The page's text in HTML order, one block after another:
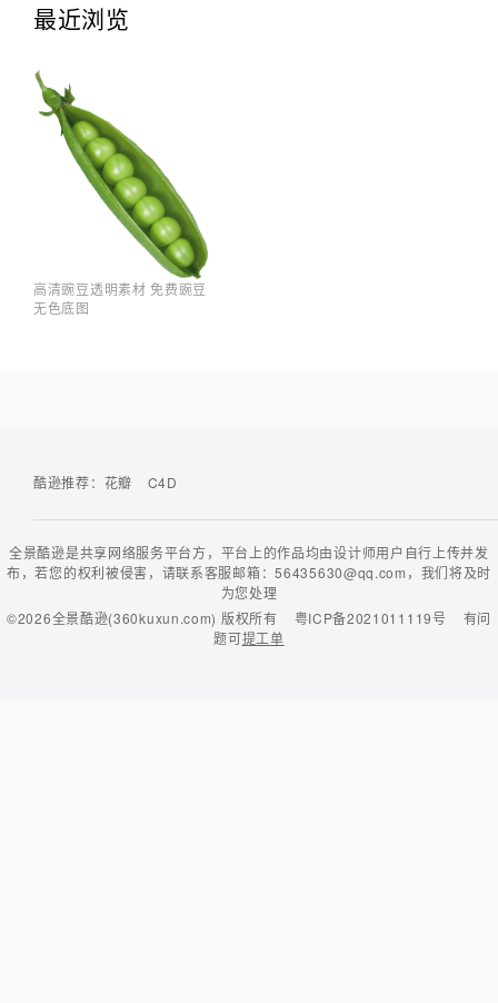
最近浏览
高清豌豆透明素材 免费豌豆
无色底图
酷逊推荐： 花瓣 C4D
全景酷逊是共享网络服务平台方，平台上的作品均由设计师用户自行上传并发
布，若您的权利被侵害，请联系客服邮箱：56435630@qq.com，我们将及时
为您处理
©2026全景酷逊(360kuxun.com) 版权所有 粤ICP备2021011119号
有问
题可提工单